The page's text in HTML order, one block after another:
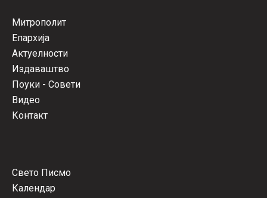
Митрополит
Епархија
Актуелности
Издаваштво
Поуки - Совети
Видео
Контакт
Свето Писмо
Календар